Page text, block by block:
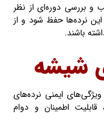
و بررسی دوره‌ای از نظر
نرده‌ها حفظ شود و از
باشند.
شیشه
ایمنی نرده‌های
اطمینان و دوام